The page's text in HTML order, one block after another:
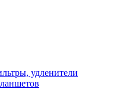
удленители